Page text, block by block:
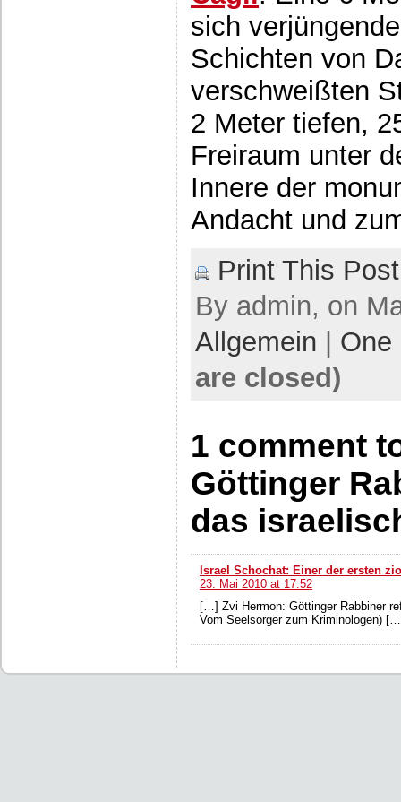
sich
Schichten von
verschweißten
2 Meter tiefen,
Freiraum unter
Innere der
Andacht und
Print This Post
By admin, on
Allgemein
One
are closed)
1 comment
Göttinger
das
Israel Schochat: Einer der ersten
23. Mai 2010 at 17:52
[…] Zvi Hermon: Göttinger Rabbiner
Vom Seelsorger zum Kriminologen)